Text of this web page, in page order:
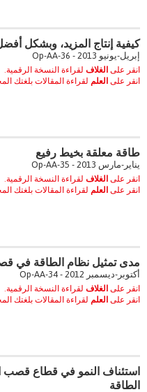
كيفية إنتاج المزيد، وبشكل
إبريل-يونيو 2013 - Op-AA-36
انقر على الغلاف لقراءة النسخة الرقمية.
انقر على العلم لقراءة المقالات بلغتك
طاقة معلقة بخيط رفيع
يناير-مارس 2013 - Op-AA-35
انقر على الغلاف لقراءة النسخة الرقمية.
انقر على العلم لقراءة المقالات بلغتك
مدى تمثيل نظام الطاقة في
أكتوبر-ديسمبر 2012 - Op-AA-34
انقر على الغلاف لقراءة النسخة الرقمية.
انقر على العلم لقراءة المقالات بلغتك
استئناف النمو في قطاع قصب
الطاقة